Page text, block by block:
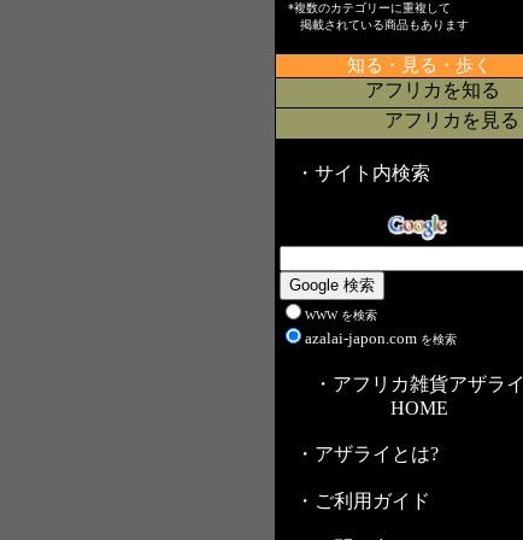
*複数のカテゴリーに重複して
掲載されている商品もあります
知る・見る・歩く
アフリカを知る
アフリカを見る
・サイト内検索
WWW を検索
azalai-japon.com を検索
・アフリカ雑貨アザライ
HOME
・アザライとは?
・ご利用ガイド